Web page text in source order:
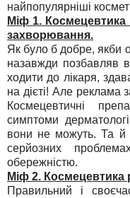
найпопулярніші
Міф 1. Космецевтика
захворювання.
Як було б добре, якби
назавжди позбавляв
ходити до лікаря,
на дієті! Але реклама
Космецевтичні
симптоми
вони не можуть. Та й
серйозних
обережністю.
Міф 2. Космецевтика
Правильний і